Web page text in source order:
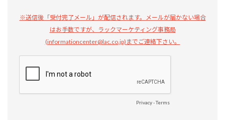
※送信後「受付完了メール」が配信されます。メールが届かない場合
はお手数ですが、ラックマーケティング事務局
(informationcenter@lac.co.jp)までご連絡下さい。
Privacy-Terms